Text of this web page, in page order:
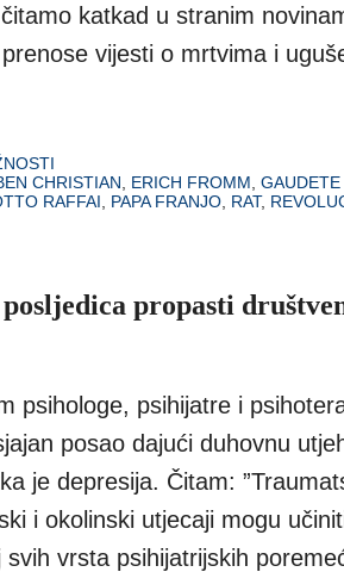
katkad u stranim
vijesti o mrtvima i
CHRISTIAN ERICH FROMM GAUDETE
RAFFAI PAPA FRANJO RAT,
propasti
psihologe, psihijatre i
posao dajući duhovnu
je depresija. Čitam:
i okolinski utjecaji mogu
svih vrsta psihijatrijskih